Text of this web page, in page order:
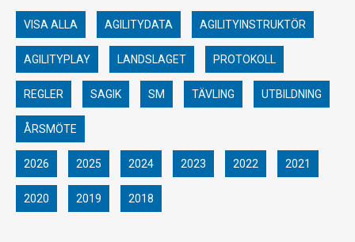
VISA ALLA AGILITYDATA AGILITYINSTRUKTÖR
AGILITYPLAY LANDSLAGET PROTOKOLL
REGLER SAGIK SM TÄVLING UTBILDNING
ÅRSMÖTE
2026 2025 2024 2023 2022 2021
2020 2019 2018